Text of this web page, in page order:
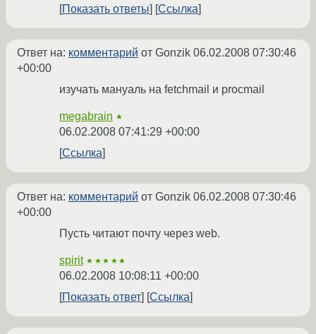
Показать ответы Ссылка
Ответ на: комментарий от Gonzik 06.02.2008 07:30:46
+00:00
изучать мануаль на fetchmail и procmail
megabrain ★
06.02.2008 07:41:29 +00:00
Ссылка
Ответ на: комментарий от Gonzik 06.02.2008 07:30:46
+00:00
Пусть читают почту через web.
spirit ★★★★★
06.02.2008 10:08:11 +00:00
Показать ответ
Ссылка